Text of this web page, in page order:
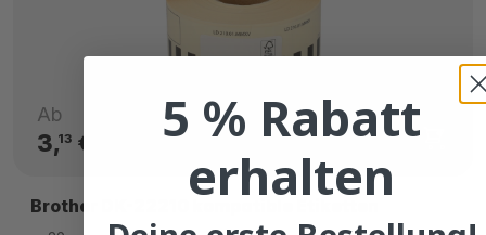
Ab
3,13€
Brother DK-22210 kompatible Etiketten
5 % Rabatt
erhalten